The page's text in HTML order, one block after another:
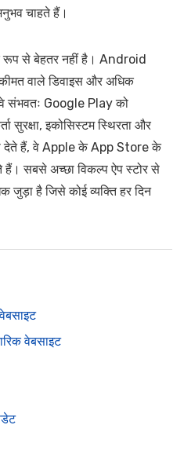
चाहते हैं।
रूप से बेहतर नहीं है। Android
वाले डिवाइस और अधिक
संभवतः Google Play को
सुरक्षा, इकोसिस्टम स्थिरता और
देते हैं, वे Apple के App Store के
सबसे अच्छा विकल्प ऐप स्टोर से
है जिसे कोई व्यक्ति हर दिन
वेबसाइट